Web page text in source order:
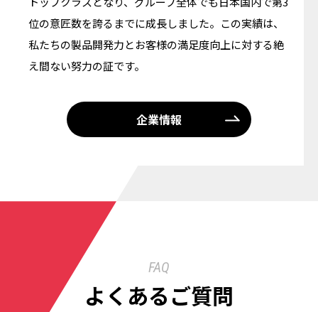
位の意匠数を誇るまでに成長しました。この実績は、
私たちの製品開発力とお客様の満足度向上に対する絶
え間ない努力の証です。
企業情報
FAQ
よくあるご質問